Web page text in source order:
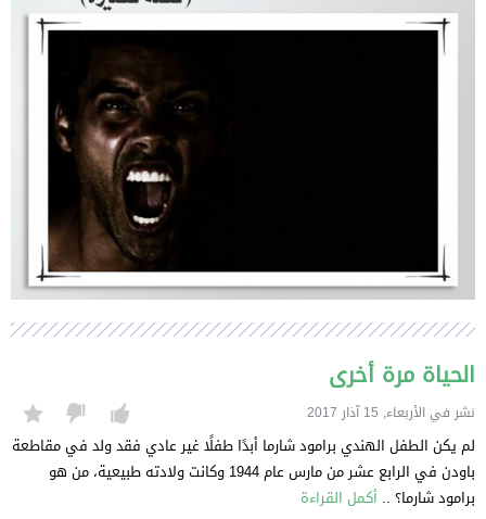
الحياة مرة أخرى
نشر في الأربعاء, 15 آذار 2017
لم يكن الطفل الهندي برامود شارما أبدًا طفلًا غير عادي فقد ولد في مقاطعة
باودن في الرابع عشر من مارس عام 1944 وكانت ولادته طبيعية، من هو
برامود شارما؟ .. أكمل القراءة